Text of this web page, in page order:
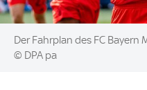
Image:
Der Fahrplan des FC Bayern
© DPA pa